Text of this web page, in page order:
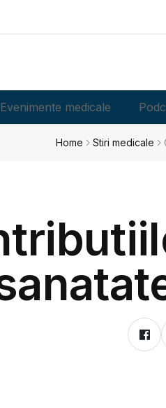
Evenimente medicale
Home Stiri medicale